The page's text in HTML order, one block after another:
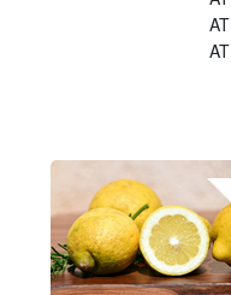
AT
AT